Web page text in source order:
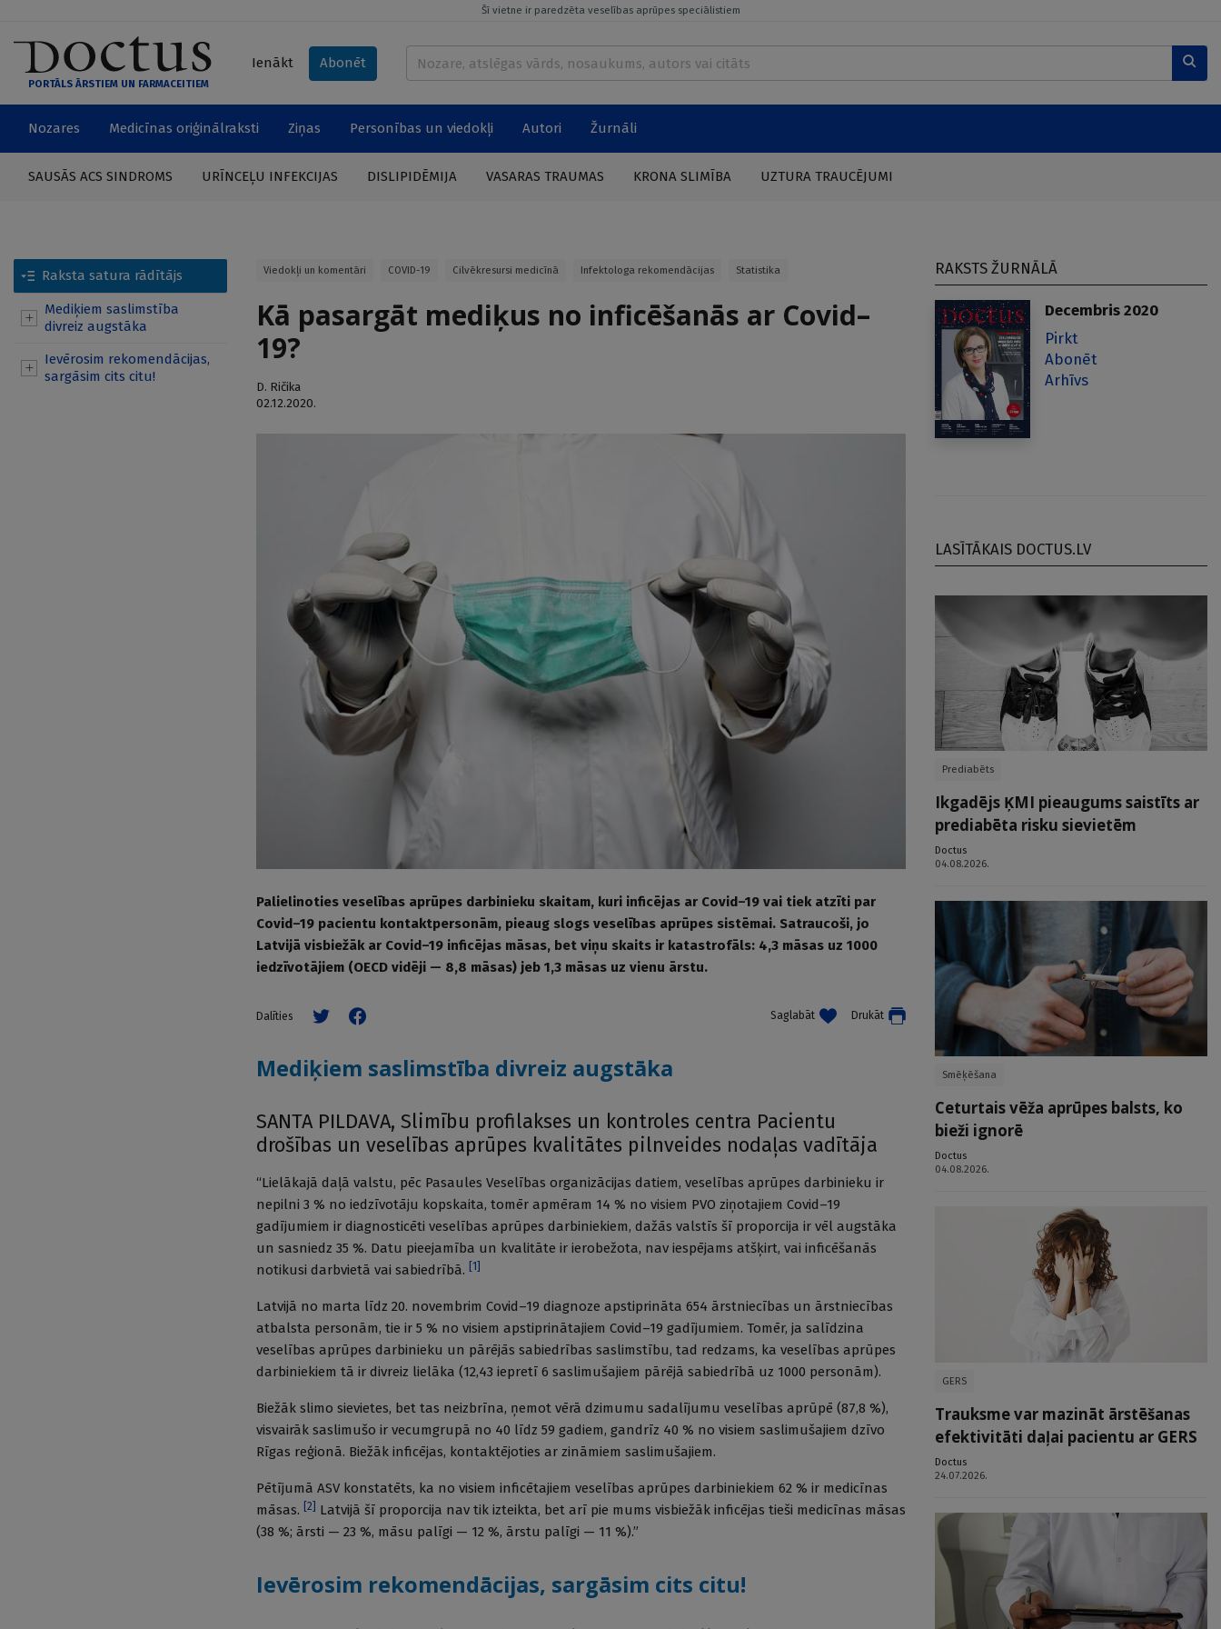
Šī vietne ir paredzēta veselības aprūpes speciālistiem
PORTĀLS ĀRSTIEM UN FARMACEITIEM
Ienākt Abonēt
Nozares Medicīnas oriģinālraksti Ziņas Personības un viedokļi Autori Žurnāli
SAUSĀS ACS SINDROMS URĪNCEĻU INFEKCIJAS DISLIPIDĒMIJA VASARAS TRAUMAS KRONA SLIMĪBA UZTURA TRAUCĒJUMI
Raksta satura rādītājs
Mediķiem saslimstība
divreiz augstāka
Ievērosim rekomendācijas,
sargāsim cits citu!
Viedokļi un komentāri COVID-19 Cilvēkresursi medicīnā Infektologa rekomendācijas Statistika
Kā pasargāt mediķus no inficēšanās ar Covid–
19?
D. Ričika
02.12.2020.
Palielinoties veselības aprūpes darbinieku skaitam, kuri inficējas ar Covid–19 vai tiek atzīti par
Covid–19 pacientu kontaktpersonām, pieaug slogs veselības aprūpes sistēmai. Satraucoši, jo
Latvijā visbiežāk ar Covid–19 inficējas māsas, bet viņu skaits ir katastrofāls: 4,3 māsas uz 1000
iedzīvotājiem (OECD vidēji — 8,8 māsas) jeb 1,3 māsas uz vienu ārstu.
Dalīties Saglabāt Drukāt
Mediķiem saslimstība divreiz augstāka
SANTA PILDAVA, Slimību profilakses un kontroles centra Pacientu
drošības un veselības aprūpes kvalitātes pilnveides nodaļas vadītāja
“Lielākajā daļā valstu, pēc Pasaules Veselības organizācijas datiem, veselības aprūpes darbinieku ir
nepilni 3 % no iedzīvotāju kopskaita, tomēr apmēram 14 % no visiem PVO ziņotajiem Covid–19
gadījumiem ir diagnosticēti veselības aprūpes darbiniekiem, dažās valstīs šī proporcija ir vēl augstāka
un sasniedz 35 %. Datu pieejamība un kvalitāte ir ierobežota, nav iespējams atšķirt, vai inficēšanās
notikusi darbvietā vai sabiedrībā.
1
Latvijā no marta līdz 20. novembrim Covid–19 diagnoze apstiprināta 654 ārstniecības un ārstniecības
atbalsta personām, tie ir 5 % no visiem apstiprinātajiem Covid–19 gadījumiem. Tomēr, ja salīdzina
veselības aprūpes darbinieku un pārējās sabiedrības saslimstību, tad redzams, ka veselības aprūpes
darbiniekiem tā ir divreiz lielāka (12,43 iepretī 6 saslimušajiem pārējā sabiedrībā uz 1000 personām).
Biežāk slimo sievietes, bet tas neizbrīna, ņemot vērā dzimumu sadalījumu veselības aprūpē (87,8 %),
visvairāk saslimušo ir vecumgrupā no 40 līdz 59 gadiem, gandrīz 40 % no visiem saslimušajiem dzīvo
Rīgas reģionā. Biežāk inficējas, kontaktējoties ar zināmiem saslimušajiem.
Pētījumā ASV konstatēts, ka no visiem inficētajiem veselības aprūpes darbiniekiem 62 % ir medicīnas
māsas.
2
Latvijā šī proporcija nav tik izteikta, bet arī pie mums visbiežāk inficējas tieši medicīnas māsas
(38 %; ārsti — 23 %, māsu palīgi — 12 %, ārstu palīgi — 11 %).”
Ievērosim rekomendācijas, sargāsim cits citu!
RAKSTS ŽURNĀLĀ
Decembris 2020
Pirkt
Abonēt
Arhīvs
LASĪTĀKAIS DOCTUS.LV
Prediabēts
Ikgadējs ĶMI pieaugums saistīts ar
prediabēta risku sievietēm
Doctus
04.08.2026.
Smēķēšana
Ceturtais vēža aprūpes balsts, ko
bieži ignorē
Doctus
04.08.2026.
GERS
Trauksme var mazināt ārstēšanas
efektivitāti daļai pacientu ar GERS
Doctus
24.07.2026.